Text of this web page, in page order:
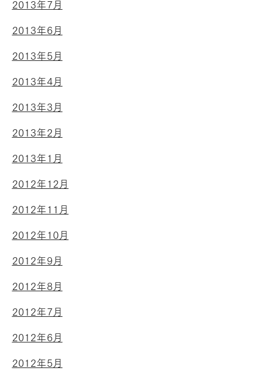
2013年7月
2013年6月
2013年5月
2013年4月
2013年3月
2013年2月
2013年1月
2012年12月
2012年11月
2012年10月
2012年9月
2012年8月
2012年7月
2012年6月
2012年5月